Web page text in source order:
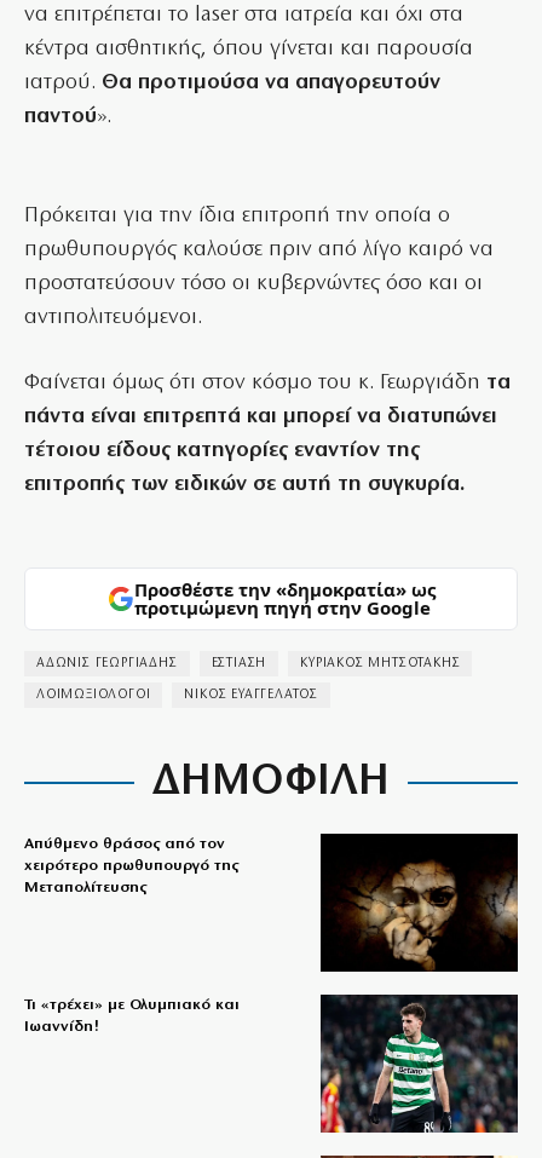
να επιτρέπεται το laser στα ιατρεία και όχι στα
κέντρα αισθητικής, όπου γίνεται και παρουσία
ιατρού. Θα προτιμούσα να απαγορευτούν
παντού».
Πρόκειται για την ίδια επιτροπή την οποία ο
πρωθυπουργός καλούσε πριν από λίγο καιρό να
προστατεύσουν τόσο οι κυβερνώντες όσο και οι
αντιπολιτευόμενοι.
Φαίνεται όμως ότι στον κόσμο του κ. Γεωργιάδη τα
πάντα είναι επιτρεπτά και μπορεί να διατυπώνει
τέτοιου είδους κατηγορίες εναντίον της
επιτροπής των ειδικών σε αυτή τη συγκυρία.
Προσθέστε την «δημοκρατία» ως
προτιμώμενη πηγή στην Google
ΑΔΩΝΙΣ ΓΕΩΡΓΙΑΔΗΣ ΕΣΤΙΑΣΗ ΚΥΡΙΑΚΟΣ ΜΗΤΣΟΤΑΚΗΣ
ΛΟΙΜΩΞΙΟΛΟΓΟΙ ΝΙΚΟΣ ΕΥΑΓΓΕΛΑΤΟΣ
ΔΗΜΟΦΙΛΗ
Απύθμενο θράσος από τον
χειρότερο πρωθυπουργό της
Μεταπολίτευσης
Τι «τρέχει» με Ολυμπιακό και
Ιωαννίδη!